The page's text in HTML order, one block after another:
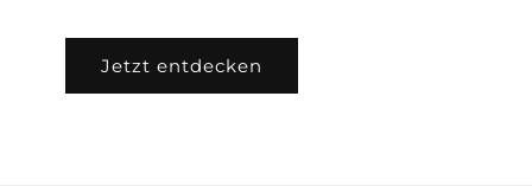
Jetzt entdecken